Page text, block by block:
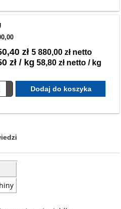
zł 5 880,00 zł netto
zł / kg 58,80 zł netto / kg